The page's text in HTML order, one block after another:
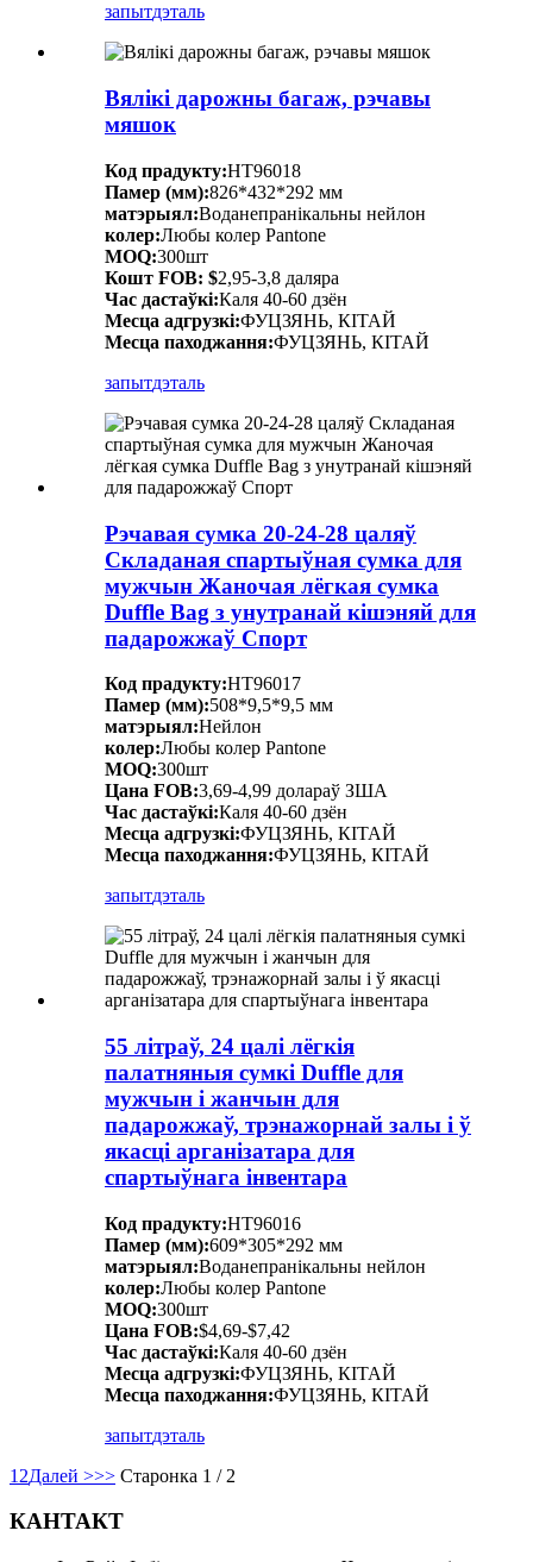
запытдэталь
Вялікі дарожны багаж, рэчавы
мяшок
Код прадукту:HT96018
Памер (мм):826*432*292 мм
матэрыял:Воданепранікальны нейлон
колер:Любы колер Pantone
MOQ:300шт
Кошт FOB: $2,95-3,8 даляра
Час дастаўкі:Каля 40-60 дзён
Месца адгрузкі:ФУЦЗЯНЬ, КІТАЙ
Месца паходжання:ФУЦЗЯНЬ, КІТАЙ
запытдэталь
Рэчавая сумка 20-24-28 цаляў
Складаная спартыўная сумка для
мужчын Жаночая лёгкая сумка
Duffle Bag з унутранай кішэняй для
падарожжаў Спорт
Код прадукту:HT96017
Памер (мм):508*9,5*9,5 мм
матэрыял:Нейлон
колер:Любы колер Pantone
MOQ:300шт
Цана FOB:3,69-4,99 долараў ЗША
Час дастаўкі:Каля 40-60 дзён
Месца адгрузкі:ФУЦЗЯНЬ, КІТАЙ
Месца паходжання:ФУЦЗЯНЬ, КІТАЙ
запытдэталь
55 літраў, 24 цалі лёгкія
палатняныя сумкі Duffle для
мужчын і жанчын для
падарожжаў, трэнажорнай залы і ў
якасці арганізатара для
спартыўнага інвентара
Код прадукту:HT96016
Памер (мм):609*305*292 мм
матэрыял:Воданепранікальны нейлон
колер:Любы колер Pantone
MOQ:300шт
Цана FOB:$4,69-$7,42
Час дастаўкі:Каля 40-60 дзён
Месца адгрузкі:ФУЦЗЯНЬ, КІТАЙ
Месца паходжання:ФУЦЗЯНЬ, КІТАЙ
запытдэталь
1 2Далей >>> Старонка 1 / 2
КАНТАКТ